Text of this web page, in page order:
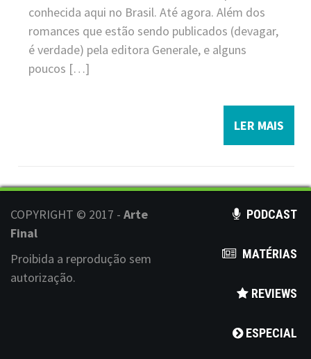
conhecida aqui no Brasil. Até agora. Além dos
romances que estão sendo publicados (devagar,
é verdade) pela editora Generale, e alguns
poucos […]
LER MAIS
COPYRIGHT © 2017 - Arte
Final
Proibida a reprodução sem
autorização.
PODCAST
MATÉRIAS
REVIEWS
ESPECIAL